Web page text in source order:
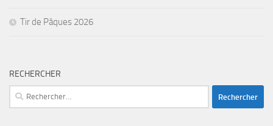
Tir de Pâques 2026
RECHERCHER